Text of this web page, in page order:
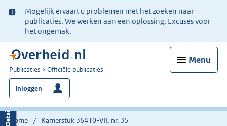
Ter
informatie:
Mogelijk ervaart u problemen met het zoeken naar
publicaties. We werken aan een oplossing. Excuses voor
het ongemak.
Menu
U
bent
nu
hier:
Publicaties Officiële publicaties
Inloggen
Home Kamerstuk 36410-VII, nr. 35